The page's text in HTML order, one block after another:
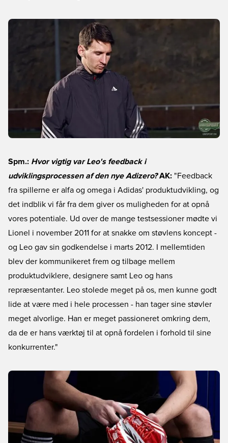
Spm.: Hvor vigtig var Leo's feedback i
udviklingsprocessen af den nye Adizero? AK: "Feedback
fra spillerne er alfa og omega i Adidas' produktudvikling, og
det indblik vi får fra dem giver os muligheden for at opnå
vores potentiale. Ud over de mange testsessioner mødte vi
Lionel i november 2011 for at snakke om støvlens koncept -
og Leo gav sin godkendelse i marts 2012. I mellemtiden
blev der kommunikeret frem og tilbage mellem
produktudviklere, designere samt Leo og hans
repræsentanter. Leo stolede meget på os, men kunne godt
lide at være med i hele processen - han tager sine støvler
meget alvorlige. Han er meget passioneret omkring dem,
da de er hans værktøj til at opnå fordelen i forhold til sine
konkurrenter."